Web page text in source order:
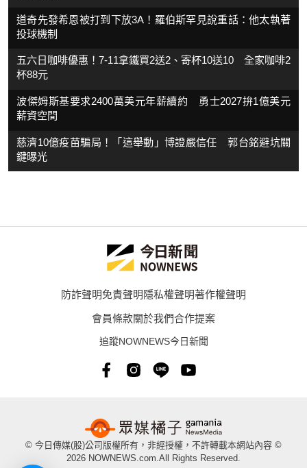
道奇先發希恩被打到下放3A！羅伯斯罕見說重話：他太執著
投球機制
五六日咖啡優惠！7-11拿鐵買2送2、寄杯10送10 全家咖啡2
杯88元
波傑姆斯基要求2400萬美元年薪續約 勇士2027拚1億美元
薪資空間
慈濟10億疫苗騙局！「這舉動」博證嚴信任 郭台銘避坑關
鍵曝光
防詐聲明免責聲明隱私權聲明著作權聲明
會員條款關於我們合作提案
追蹤NOWNEWS今日新聞
© 今日傳媒(股)公司版權所有，非經授權，不許轉載本網站內容 ©
2026 NOWNEWS.com.All Rights Reserved.